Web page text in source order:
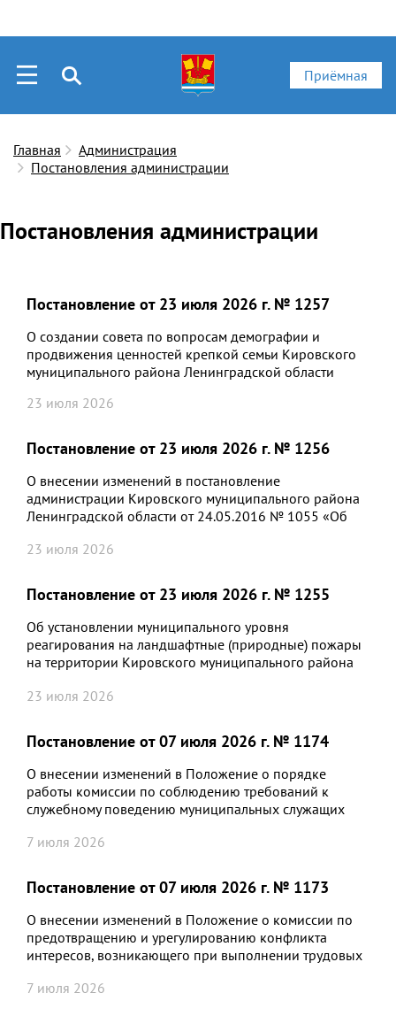
Приёмная
Главная
Администрация
Постановления администрации
Постановления администрации
Постановление от 23 июля 2026 г. № 1257
О создании совета по вопросам демографии и
продвижения ценностей крепкой семьи Кировского
муниципального района Ленинградской области
23 июля 2026
Постановление от 23 июля 2026 г. № 1256
О внесении изменений в постановление
администрации Кировского муниципального района
Ленинградской области от 24.05.2016 № 1055 «Об
местного самоуправления Кировского
отраслевыми органами администрации Кировского
муниципального района Ленинградской области и
подведомственными им казенными, бюджетными
учреждениями и муниципальными унитарными
предприятиями отдельным видам товаров, работ,
услуг (в том числе предельных цен товаров, работ,
услуг)»
23 июля 2026
Постановление от 23 июля 2026 г. № 1255
Об установлении муниципального уровня
реагирования на ландшафтные (природные) пожары
на территории Кировского муниципального района
23 июля 2026
Постановление от 07 июля 2026 г. № 1174
О внесении изменений в Положение о порядке
работы комиссии по соблюдению требований к
служебному поведению муниципальных служащих
области и урегулированию конфликта интересов в
Ленинградской области и отраслевых органах
администрации Кировского муниципального района
Ленинградской области, утвержденное
постановлением администрации от 18 марта 2016 г.
№ 503
7 июля 2026
Постановление от 07 июля 2026 г. № 1173
О внесении изменений в Положение о комиссии по
предотвращению и урегулированию конфликта
интересов, возникающего при выполнении трудовых
учреждений, в отношении которых администрация
7 июля 2026